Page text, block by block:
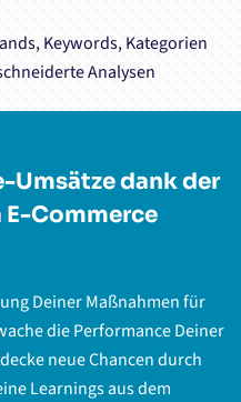
Keywords, Kategorien
Analysen
Umsätze dank der
E-Commerce
Deiner Maßnahmen für
die Performance Deiner
neue Chancen durch
Learnings aus dem